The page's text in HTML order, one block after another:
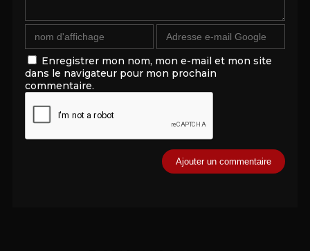
Enregistrer mon nom, mon e-mail et mon site
dans le navigateur pour mon prochain
commentaire.